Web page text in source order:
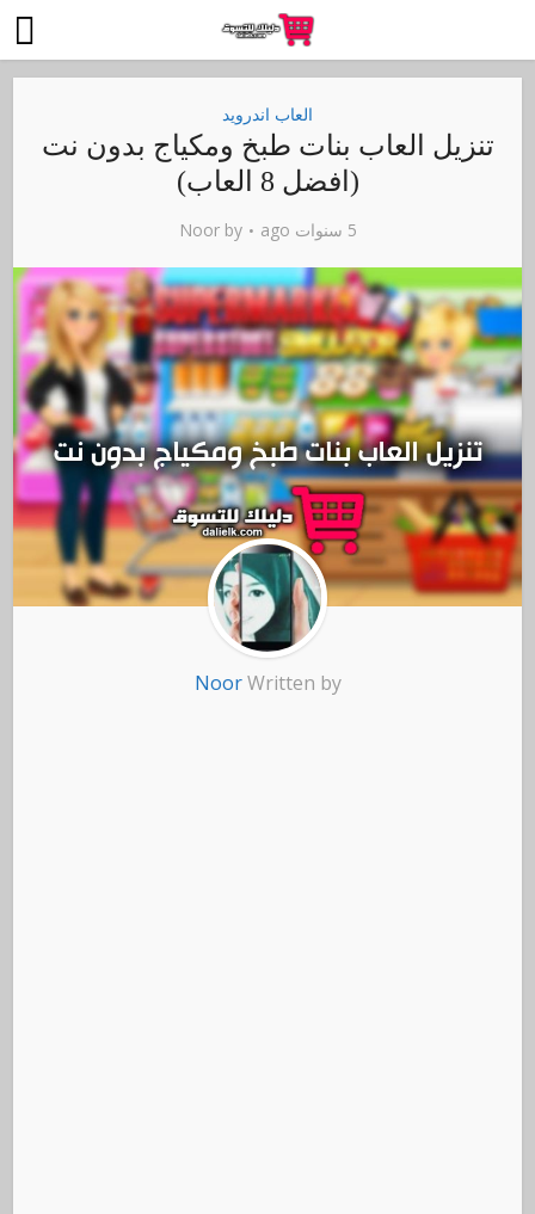
العاب اندرويد
تنزيل العاب بنات طبخ ومكياج بدون نت
(افضل 8 العاب)
5 سنوات ago by
Noor
Written by
Noor